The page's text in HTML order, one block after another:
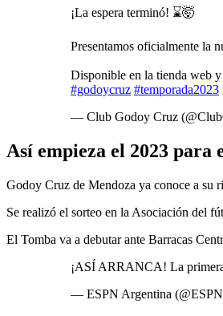
¡La espera terminó! ⌛🤯
Presentamos oficialmente la
Disponible en la tienda web
#godoycruz #temporada2023
— Club Godoy Cruz
Así empieza el 2023 para
Godoy Cruz de Mendoza ya conoce a su
Se realizó el sorteo en la Asociación del
El Tomba va a debutar ante Barracas
¡ASÍ ARRANCA! La
— ESPN Argentina